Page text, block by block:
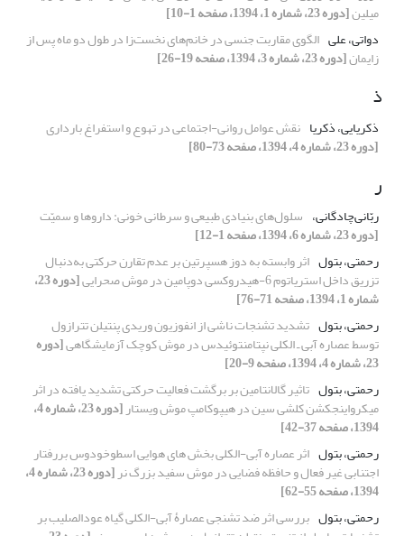
میلین[دوره 23، شماره 1، 1394، صفحه 1-10]
دواتی، علی الگوی مقاربت جنسی در خانم‌های نخست‌زا در طول دو ماه پس از
زایمان[دوره 23، شماره 3، 1394، صفحه 19-26]
ذ
ذکریایی، ذکریا نقش عوامل روانی-اجتماعی در تهوع و استفراغ بارداری
[دوره 23، شماره 4، 1394، صفحه 73-80]
ر
ربّانی‌چادگانی، سلول‌های بنیادی طبیعی و سرطانی خونی: داروها و سمیّت
[دوره 23، شماره 6، 1394، صفحه 1-12]
رحمتی، بتول اثر وابسته به دوز هسپرتین بر عدم تقارن حرکتی به‌دنبال
تزریق داخل استریاتوم 6-هیدروکسی دوپامین در موش صحرایی [دوره 23،
شماره 1، 1394، صفحه 71-76]
رحمتی، بتول تشدید تشنجات ناشی از انفوزیون وریدی پنتیلن تترازول
توسط عصاره آبی ـ الکلی نپتامنتوئیدس در موش کوچک آزمایشگاهی[دوره
23، شماره 4، 1394، صفحه 9-20]
رحمتی، بتول تاثیر گالانتامین بر برگشت فعالیت حرکتی تشدید یافته در اثر
میکرواینجکشن کلشی سین در هیپوکامپ موش ویستار [دوره 23، شماره 4،
1394، صفحه 37-42]
رحمتی، بتول اثر عصاره آبی-الکلی بخش های هوایی اسطوخودوس بررفتار
اجتنابی غیر فعال و حافظه فضایی در موش سفید بزرگ نر [دوره 23، شماره 4،
1394، صفحه 55-62]
رحمتی، بتول بررسی اثر ضد تشنجی عصارۀ آبی-الکلی گیاه عودالصلیب بر